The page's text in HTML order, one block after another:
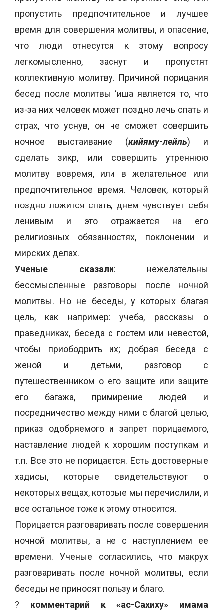
пропустить предпочтительное и лучшее
время для совершения молитвы, и опасение,
что люди отнесутся к этому вопросу
легкомысленно, заснут и пропустят
коллективную молитву. Причиной порицания
бесед после молитвы ‘иша является то, что
из-за них человек может поздно лечь спать и
страх, что уснув, он не сможет совершить
ночное выстаивание (кийяму-лейль) и
сделать зикр, или совершить утреннюю
молитву вовремя, или в желательное или
предпочтительное время. Человек, который
поздно ложится спать, днем чувствует себя
ленивым и это отражается на его
религиозных обязанностях, поклонении и
мирских делах.
Ученые сказали: нежелательны
бессмысленные разговоры после ночной
молитвы. Но не беседы, у которых благая
цель, как например: учеба, рассказы о
праведниках, беседа с гостем или невестой,
чтобы приободрить их; добрая беседа с
женой и детьми, разговор с
путешественником о его защите или защите
его багажа, примирение людей и
посредничество между ними с благой целью,
приказ одобряемого и запрет порицаемого,
наставление людей к хорошим поступкам и
т.п. Все это не порицается. Есть достоверные
хадисы, которые свидетельствуют о
некоторых вещах, которые мы перечислили, и
все остальное тоже к этому относится.
Порицается разговаривать после совершения
ночной молитвы, а не с наступлением ее
времени. Ученые согласились, что макрух
разговаривать после ночной молитвы, если
беседы не приносят пользу и благо.
? комментарий к «ас-Сахиху» имама